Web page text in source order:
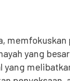
memfokuskan
yang
yang